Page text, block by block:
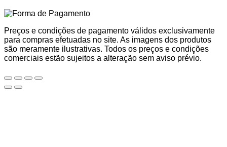
Preços e condições de pagamento válidos exclusivamente
para compras efetuadas no site. As imagens dos produtos
são meramente ilustrativas. Todos os preços e condições
comerciais estão sujeitos a alteração sem aviso prévio.